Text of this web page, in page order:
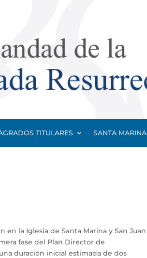
TITULARES SANTA MARINA
en la Iglesia de Santa Marina y San Juan
fase del Plan Director de
duración inicial estimada de dos